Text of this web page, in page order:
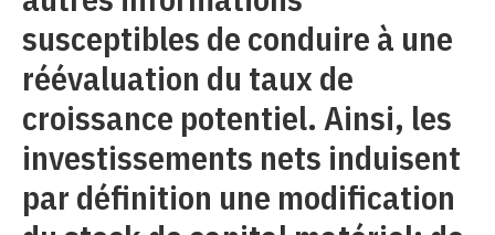
susceptibles de conduire à une
réévaluation du taux de
croissance potentiel. Ainsi, les
investissements nets induisent
par définition une modification